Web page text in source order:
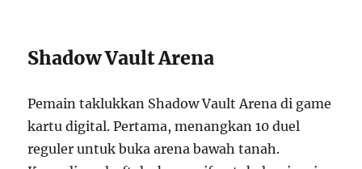
Shadow Vault Arena
Pemain taklukkan Shadow Vault Arena di game
kartu digital. Pertama, menangkan 10 duel
reguler untuk buka arena bawah tanah.